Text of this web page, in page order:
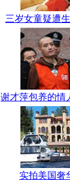
三岁女童疑遭
谢才萍包养的情
实拍美国奢